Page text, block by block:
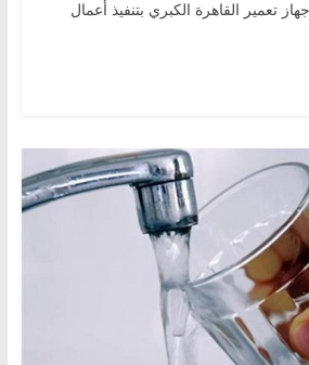
تعمير القاهرة الكبري بتنفيذ أعمال